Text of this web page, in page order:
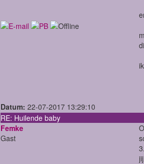
Datum: 22-07-2017 13:29:10
RE: Huilende baby
Femke
Gast